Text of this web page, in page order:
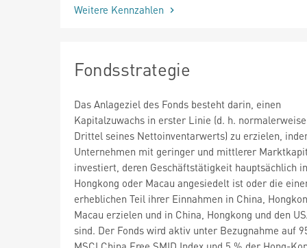
Weitere Kennzahlen
Fondsstrategie
Das Anlageziel des Fonds besteht darin, einen
Kapitalzuwachs in erster Linie (d. h.
Drittel seines Nettoinventarwerts) zu erzielen,
Unternehmen mit geringer und mittlerer
investiert, deren Geschäftstätigkeit hauptsächlich
Hongkong oder Macau angesiedelt ist oder die
erheblichen Teil ihrer Einnahmen in China,
Macau erzielen und in China, Hongkong und den
sind. Der Fonds wird aktiv unter Bezugnahme auf